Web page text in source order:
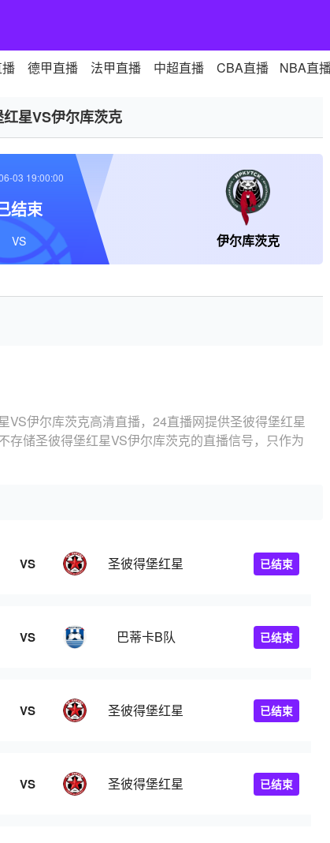
德甲直播 法甲直播 中超直播 CBA直播 NBA直
星VS伊尔库茨克
伊尔库茨克
03 19:00:00
结束
VS
伊尔库茨克高清直播，24直播网提供圣彼得堡红星
存储圣彼得堡红星VS伊尔库茨克的直播信号，只作为
VS 圣彼得堡红星 已结束
VS 巴蒂卡B队 已结束
VS 圣彼得堡红星 已结束
VS 圣彼得堡红星 已结束